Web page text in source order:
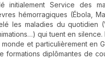
initialement Service des
hémorragiques (Ébola,
les maladies du quotidien
qui tuent en silence.
et particulièrement en
formations diplômantes de